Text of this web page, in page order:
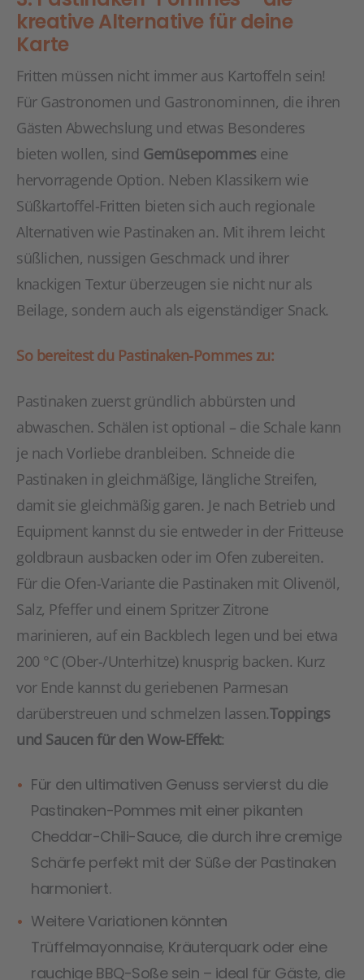
kreative Alternative für deine
Karte
Fritten müssen nicht immer aus Kartoffeln sein!
Für Gastronomen und Gastronominnen, die ihren
Gästen Abwechslung und etwas Besonderes
bieten wollen, sind Gemüsepommes eine
hervorragende Option. Neben Klassikern wie
Süßkartoffel-Fritten bieten sich auch regionale
Alternativen wie Pastinaken an. Mit ihrem leicht
süßlichen, nussigen Geschmack und ihrer
knackigen Textur überzeugen sie nicht nur als
Beilage, sondern auch als eigenständiger Snack.
So bereitest du Pastinaken-Pommes zu:
Pastinaken zuerst gründlich abbürsten und
abwaschen. Schälen ist optional – die Schale kann
je nach Vorliebe dranbleiben. Schneide die
Pastinaken in gleichmäßige, längliche Streifen,
damit sie gleichmäßig garen. Je nach Betrieb und
Equipment kannst du sie entweder in der Fritteuse
goldbraun ausbacken oder im Ofen zubereiten.
Für die Ofen-Variante die Pastinaken mit Olivenöl,
Salz, Pfeffer und einem Spritzer Zitrone
marinieren, auf ein Backblech legen und bei etwa
200 °C (Ober-/Unterhitze) knusprig backen. Kurz
vor Ende kannst du geriebenen Parmesan
darüberstreuen und schmelzen lassen.Toppings
und Saucen für den Wow-Effekt:
Für den ultimativen Genuss servierst du die
Pastinaken-Pommes mit einer pikanten
Cheddar-Chili-Sauce, die durch ihre cremige
Schärfe perfekt mit der Süße der Pastinaken
harmoniert.
Weitere Variationen könnten
Trüffelmayonnaise, Kräuterquark oder eine
rauchige BBQ-Soße sein – ideal für Gäste, die